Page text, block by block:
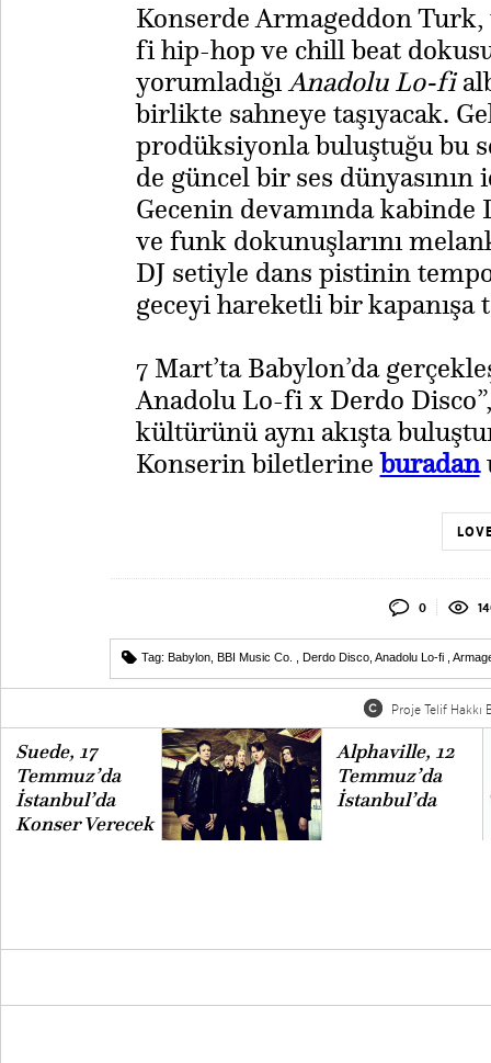
Konserde Armageddon
fi hip-hop ve chill beat
yorumladığıAnadolu Lo-fi
birlikte sahneye taşıyacak.
prodüksiyonla buluştuğu bu
de güncel bir ses
Gecenin devamında kabinde
ve funk dokunuşlarını
DJ setiyle dans pistinin
geceyi hareketli bir kapanışa
​7 Mart’ta Babylon’da
Anadolu Lo-fi x Derdo
kültürünü aynı akışta
Konserin biletlerineburadan
0
Tag: Babylon BBI Music Co. Derdo Disco Anadolu Lo-fi
Proje Telif Hakkı
Suede, 17
Temmuz’da
İstanbul’da
Konser Verecek
Alphaville, 12
Temmuz’da
İstanbul’da